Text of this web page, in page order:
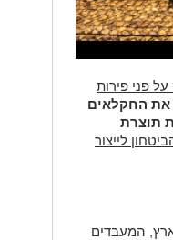
פני פירות
את החקלאים
תוצרת
לייצור
המעבדים